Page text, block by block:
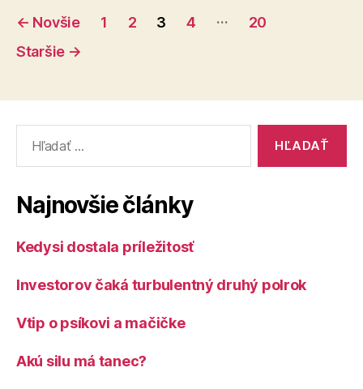
Stránkovanie
príspevkov
← Novšie 1 2 3 4 …
20
Staršie →
Najnovšie články
Kedysi dostala príležitosť
Investorov čaká turbulentný druhý polrok
Vtip o psíkovi a mačičke
Akú silu má tanec?